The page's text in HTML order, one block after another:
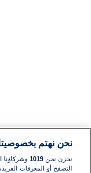
نحن نهتم
نخزن نحن1019 وشركاؤنا
التصفح أو المعرفات